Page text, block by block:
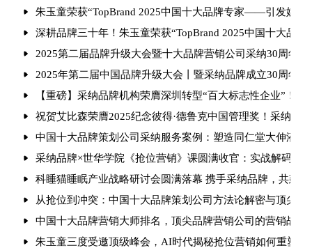
朱玉童荣获“TopBrand 2025中国十大品牌专家——引发媒体
深耕品牌三十年！朱玉童荣获“TopBrand 2025中国十大品牌
2025第二届品牌升级大会暨十大品牌营销公司采纳30周年
2025年第二届中国品牌升级大会丨暨采纳品牌成立30周年
【重磅】采纳品牌机构荣膺深圳转型“百大标志性企业”！
祝贺艾比森荣膺2025纪念彼得·德鲁克中国管理奖！采纳品
中国十大品牌策划公司采纳服务案例：塑造同仁堂大伸液“
采纳品牌×世华学院《抢位营销》课圆满收官：实战解码引
科睡猫睡眠产业战略研讨会圆满落幕 携手采纳品牌，共建
从抢位到冲突：中国十大品牌策划公司方法论解密与顶尖品
中国十大品牌营销大师排名，顶尖品牌营销公司的营销战法
朱玉童三度受邀顶级峰会，AI时代揭秘抢位营销如何重塑行